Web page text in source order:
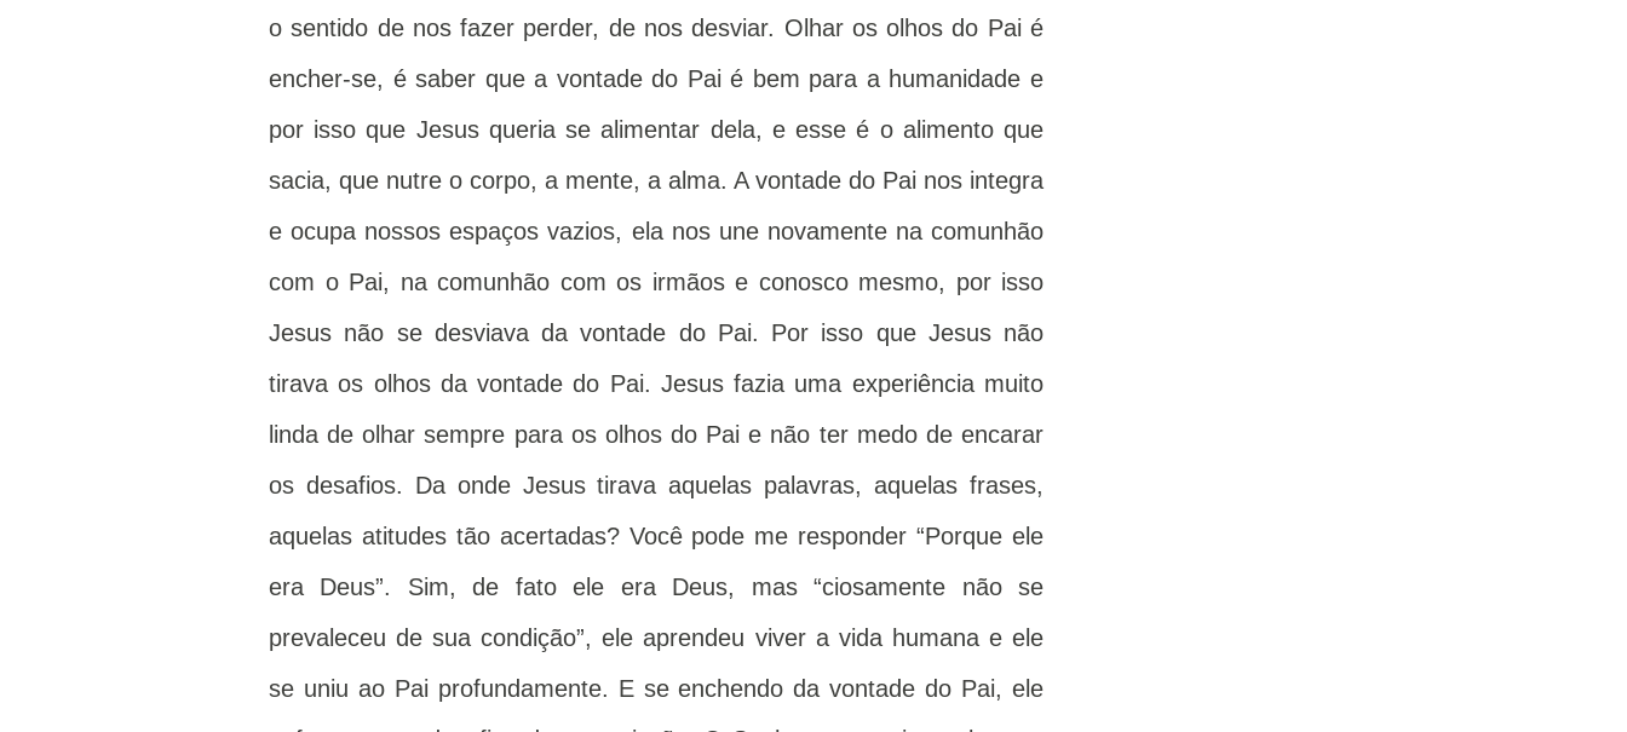
o sentido de nos fazer perder, de nos desviar. Olhar os olhos do Pai é
encher-se, é saber que a vontade do Pai é bem para a humanidade e
por isso que Jesus queria se alimentar dela, e esse é o alimento que
sacia, que nutre o corpo, a mente, a alma. A vontade do Pai nos integra
e ocupa nossos espaços vazios, ela nos une novamente na comunhão
com o Pai, na comunhão com os irmãos e conosco mesmo, por isso
Jesus não se desviava da vontade do Pai. Por isso que Jesus não
tirava os olhos da vontade do Pai. Jesus fazia uma experiência muito
linda de olhar sempre para os olhos do Pai e não ter medo de encarar
os desafios. Da onde Jesus tirava aquelas palavras, aquelas frases,
aquelas atitudes tão acertadas? Você pode me responder “Porque ele
era Deus”. Sim, de fato ele era Deus, mas “ciosamente não se
prevaleceu de sua condição”, ele aprendeu viver a vida humana e ele
se uniu ao Pai profundamente. E se enchendo da vontade do Pai, ele